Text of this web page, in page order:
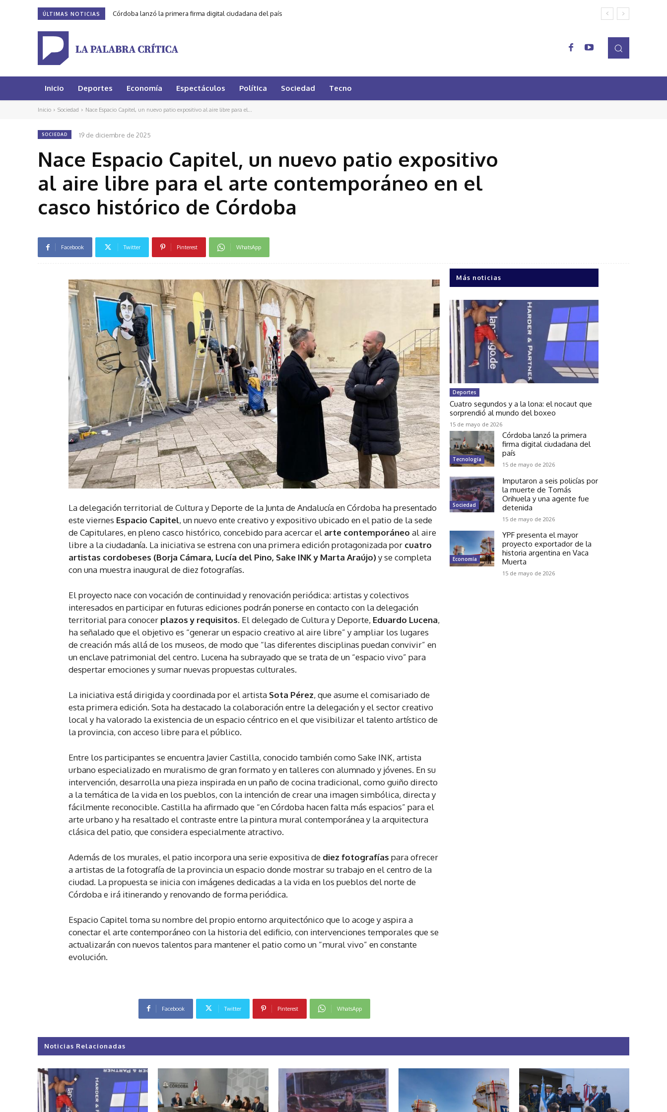
ÚLTIMAS NOTICIAS Córdoba lanzó la primera firma digital ciudadana del país
Inicio Deportes Economía Espectáculos Política Sociedad Tecno
Inicio Sociedad Nace Espacio Capitel, un nuevo patio expositivo al aire libre para el...
SOCIEDAD 19 de diciembre de 2025
Nace Espacio Capitel, un nuevo patio expositivo
al aire libre para el arte contemporáneo en el
casco histórico de Córdoba
Facebook Twitter Pinterest WhatsApp
La delegación territorial de Cultura y Deporte de la Junta de Andalucía en Córdoba ha presentado
este viernes Espacio Capitel, un nuevo ente creativo y expositivo ubicado en el patio de la sede
de Capitulares, en pleno casco histórico, concebido para acercar el arte contemporáneo al aire
libre a la ciudadanía. La iniciativa se estrena con una primera edición protagonizada por cuatro
artistas cordobeses (Borja Cámara, Lucía del Pino, Sake INK y Marta Araújo)y se completa
con una muestra inaugural de diez fotografías.
El proyecto nace con vocación de continuidad y renovación periódica: artistas y colectivos
interesados en participar en futuras ediciones podrán ponerse en contacto con la delegación
territorial para conocer plazos y requisitos. El delegado de Cultura y Deporte, Eduardo Lucena,
ha señalado que el objetivo es “generar un espacio creativo al aire libre” y ampliar los lugares
de creación más allá de los museos, de modo que “las diferentes disciplinas puedan convivir” en
un enclave patrimonial del centro. Lucena ha subrayado que se trata de un “espacio vivo” para
despertar emociones y sumar nuevas propuestas culturales.
La iniciativa está dirigida y coordinada por el artista Sota Pérez, que asume el comisariado de
esta primera edición. Sota ha destacado la colaboración entre la delegación y el sector creativo
local y ha valorado la existencia de un espacio céntrico en el que visibilizar el talento artístico de
la provincia, con acceso libre para el público.
Entre los participantes se encuentra Javier Castilla, conocido también como Sake INK, artista
urbano especializado en muralismo de gran formato y en talleres con alumnado y jóvenes. En su
intervención, desarrolla una pieza inspirada en un paño de cocina tradicional, como guiño directo
a la temática de la vida en los pueblos, con la intención de crear una imagen simbólica, directa y
fácilmente reconocible. Castilla ha afirmado que “en Córdoba hacen falta más espacios” para el
arte urbano y ha resaltado el contraste entre la pintura mural contemporánea y la arquitectura
clásica del patio, que considera especialmente atractivo.
Además de los murales, el patio incorpora una serie expositiva de diez fotografías para ofrecer
a artistas de la fotografía de la provincia un espacio donde mostrar su trabajo en el centro de la
ciudad. La propuesta se inicia con imágenes dedicadas a la vida en los pueblos del norte de
Córdoba e irá itinerando y renovando de forma periódica.
Espacio Capitel toma su nombre del propio entorno arquitectónico que lo acoge y aspira a
conectar el arte contemporáneo con la historia del edificio, con intervenciones temporales que se
actualizarán con nuevos talentos para mantener el patio como un “mural vivo” en constante
evolución.
Facebook Twitter Pinterest WhatsApp
Más noticias
Deportes
Cuatro segundos y a la lona: el nocaut que
sorprendió al mundo del boxeo
15 de mayo de 2026
Tecnología
Córdoba lanzó la primera
firma digital ciudadana del
país
15 de mayo de 2026
Sociedad
Imputaron a seis policías por
la muerte de Tomás
Orihuela y una agente fue
detenida
15 de mayo de 2026
Economía
YPF presenta el mayor
proyecto exportador de la
historia argentina en Vaca
Muerta
15 de mayo de 2026
Noticias Relacionadas